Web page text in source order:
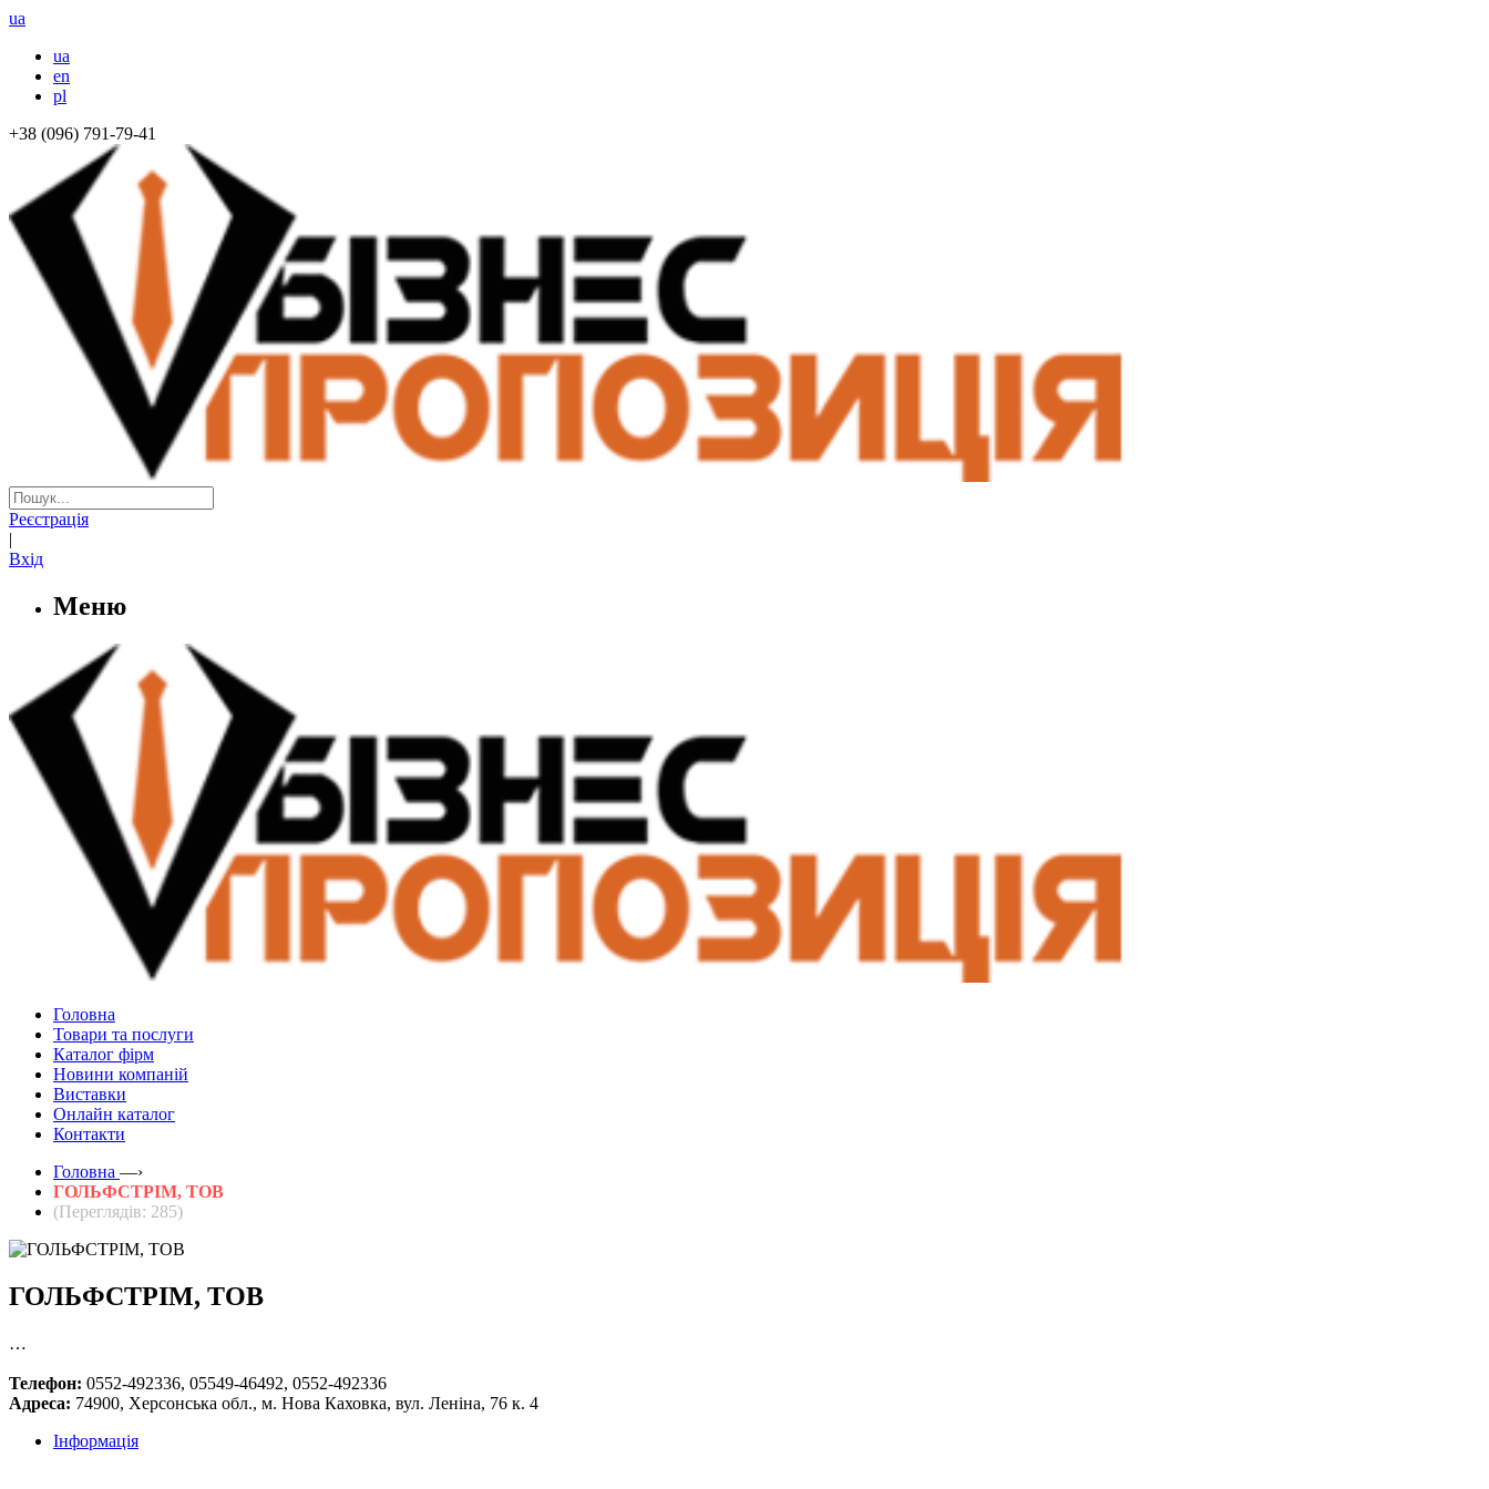
ua
ua
en
pl
+38 (096) 791-79-41
Реєстрація
|
Вхід
Меню
Головна
Товари та послуги
Каталог фірм
Новини компаній
Виставки
Онлайн каталог
Контакти
Головна —›
ГОЛЬФСТРІМ, ТОВ
(Переглядів: 285)
ГОЛЬФСТРІМ, ТОВ
…
Телефон: 0552-492336, 05549-46492, 0552-492336
Адреса: 74900, Херсонська обл., м. Нова Каховка, вул. Леніна, 76 к. 4
Інформація